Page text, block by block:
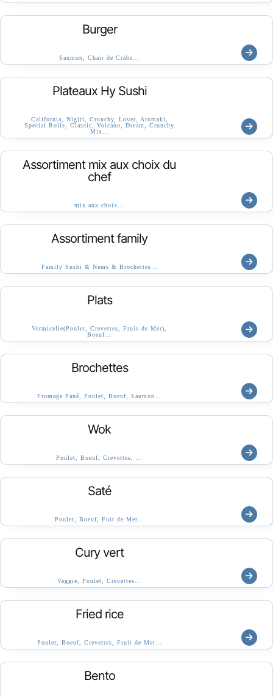
Burger
Saumon, Chair de Crabe…
Plateaux Hy Sushi
California, Nigiri, Crunchy, Lover, Aromaki,
Spécial Rolls, Classic, Volcano, Dream, Crunchy
Mix…
Assortiment mix aux choix du
chef
mix aux choix…
Assortiment family
Family Sushi & Nems & Brochettes…
Plats
Vermicelle(Poulet, Crevettes, Fruis de Mer),
Boeuf…
Brochettes
Fromage Pané, Poulet, Boeuf, Saumon…
Wok
Poulet, Boeuf, Crevettes, …
Saté
Poulet, Boeuf, Fuit de Mer…
Cury vert
Veggie, Poulet, Crevettes…
Fried rice
Poulet, Boeuf, Crevettes, Fruit de Mer…
Bento